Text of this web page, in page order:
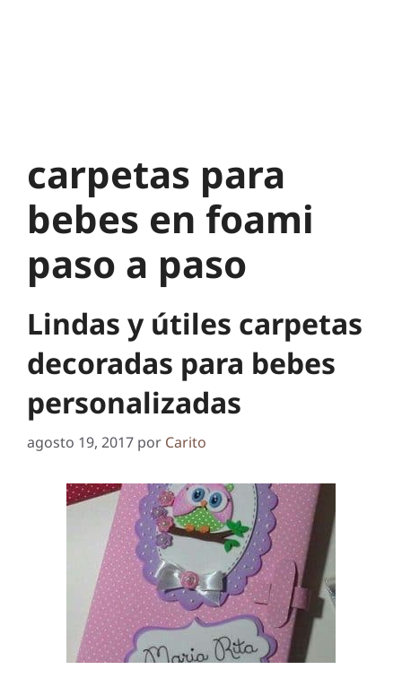
carpetas para
bebes en foami
paso a paso
Lindas y útiles carpetas
decoradas para bebes
personalizadas
agosto 19, 2017 por Carito